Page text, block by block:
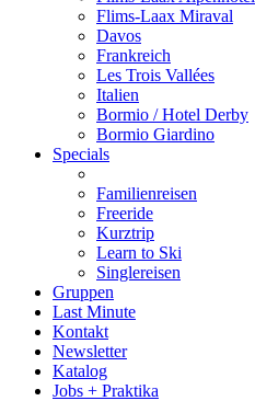
Flims-Laax Miraval
Davos
Frankreich
Les Trois Vallées
Italien
Bormio / Hotel Derby
Bormio Giardino
Specials
Familienreisen
Freeride
Kurztrip
Learn to Ski
Singlereisen
Gruppen
Last Minute
Kontakt
Newsletter
Katalog
Jobs + Praktika